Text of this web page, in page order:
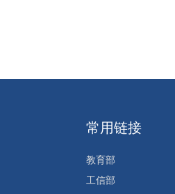
常用链接
教育部
工信部